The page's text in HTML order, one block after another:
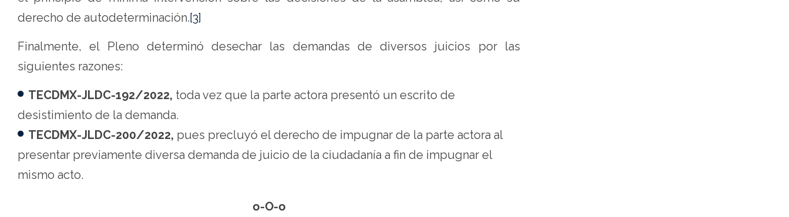
derecho de autodeterminación.[3]
Finalmente, el Pleno determinó desechar las demandas de diversos juicios por las
siguientes razones:
TECDMX-JLDC-192/2022, toda vez que la parte actora presentó un escrito de
desistimiento de la demanda.
TECDMX-JLDC-200/2022, pues precluyó el derecho de impugnar de la parte actora al
presentar previamente diversa demanda de juicio de la ciudadanía a fin de impugnar el
mismo acto.
o-O-o